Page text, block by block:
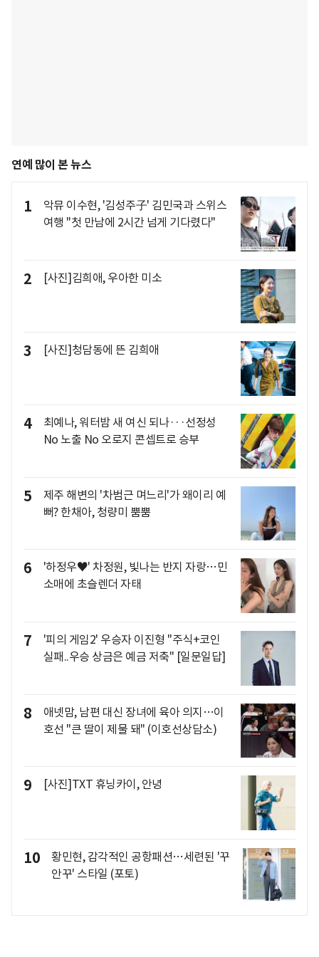
연예 많이 본 뉴스
1
악뮤 이수현, '김성주子' 김민국과 스위스
여행 "첫 만남에 2시간 넘게 기다렸다"
2 [사진]김희애, 우아한 미소
3 [사진]청담동에 뜬 김희애
4
최예나, 워터밤 새 여신 되나···선정성
No 노출 No 오로지 콘셉트로 승부
5
제주 해변의 '차범근 며느리'가 왜이리 예
뻐? 한채아, 청량미 뿜뿜
6
'하정우♥' 차정원, 빛나는 반지 자랑…민
소매에 초슬렌더 자태
7
'피의 게임2' 우승자 이진형 "주식+코인
실패..우승 상금은 예금 저축" [일문일답]
8
애넷맘, 남편 대신 장녀에 육아 의지…이
호선 "큰 딸이 제물 돼" (이호선상담소)
9 [사진]TXT 휴닝카이, 안녕
10
황민현, 감각적인 공항패션…세련된 '꾸
안꾸' 스타일 (포토)